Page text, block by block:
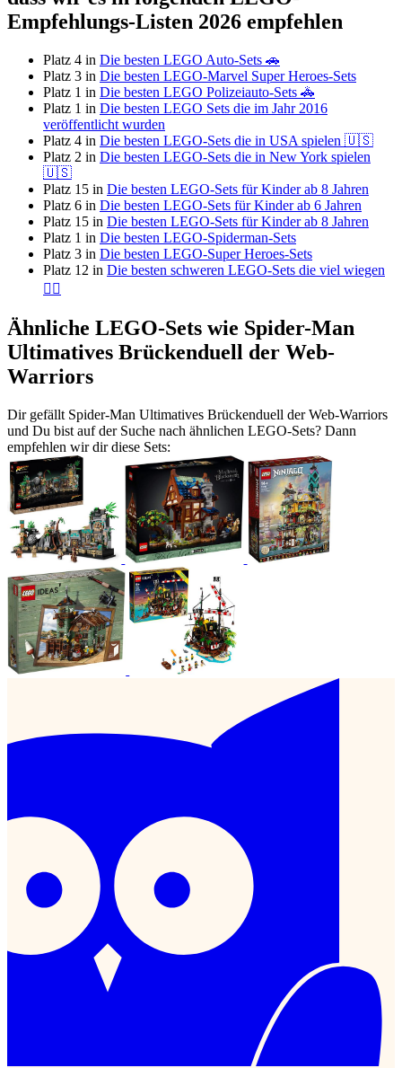
Empfehlungs-Listen 2026 empfehlen
Platz 4 in Die besten LEGO Auto-Sets 🚗
Platz 3 in Die besten LEGO-Marvel Super Heroes-Sets
Platz 1 in Die besten LEGO Polizeiauto-Sets 🚓
Platz 1 in Die besten LEGO Sets die im Jahr 2016
veröffentlicht wurden
Platz 4 in Die besten LEGO-Sets die in USA spielen 🇺🇸
Platz 2 in Die besten LEGO-Sets die in New York spielen
🇺🇸
Platz 15 in Die besten LEGO-Sets für Kinder ab 8 Jahren
Platz 6 in Die besten LEGO-Sets für Kinder ab 6 Jahren
Platz 15 in Die besten LEGO-Sets für Kinder ab 8 Jahren
Platz 1 in Die besten LEGO-Spiderman-Sets
Platz 3 in Die besten LEGO-Super Heroes-Sets
Platz 12 in Die besten schweren LEGO-Sets die viel wiegen
🏋️‍♂️
Ähnliche LEGO-Sets wie Spider-Man
Ultimatives Brückenduell der Web-
Warriors
Dir gefällt Spider-Man Ultimatives Brückenduell der Web-Warriors
und Du bist auf der Suche nach ähnlichen LEGO-Sets? Dann
empfehlen wir dir diese Sets: